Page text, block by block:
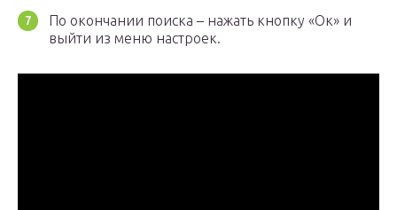
По окончании поиска – нажать кнопку «Ок» и
выйти из меню настроек.